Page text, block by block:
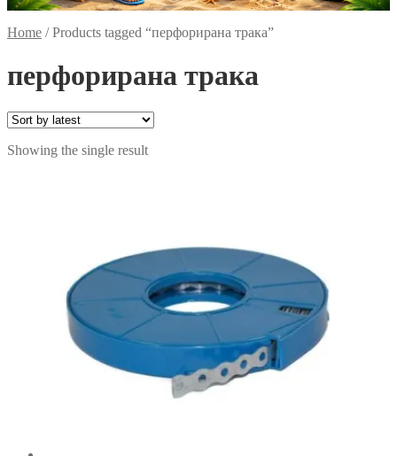
Home /Products tagged “перфорирана трака”
перфорирана трака
Showing the single result